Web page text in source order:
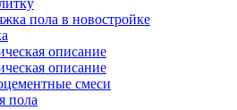
пола в новостройке
описание
описание
смеси
пола